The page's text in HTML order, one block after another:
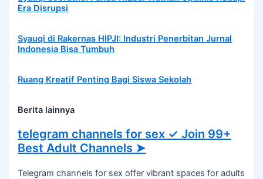
Era Disrupsi
Syauqi di Rakernas HIPJI: Industri Penerbitan Jurnal
Indonesia Bisa Tumbuh
Ruang Kreatif Penting Bagi Siswa Sekolah
Berita lainnya
telegram channels for sex ✓ Join 99+
Best Adult Channels ➤
Telegram channels for sex offer vibrant spaces for adults